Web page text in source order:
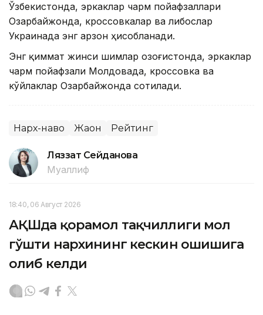
Ўзбекистонда, эркаклар чарм пойафзаллари
Озарбайжонда, кроссовкалар ва либослар
Украинада энг арзон ҳисобланади.
Энг қиммат жинси шимлар Қозоғистонда, эркаклар
чарм пойафзали Молдовада, кроссовка ва
кўйлаклар Озарбайжонда сотилади.
Нарх-наво Жаҳон Рейтинг
Ляззат Сейданова
Муаллиф
18:40, 06 Август 2026
АҚШда қорамол тақчиллиги мол
гўшти нархининг кескин ошишига
олиб келди